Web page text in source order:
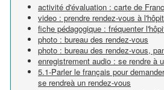
activité d'évaluation : carte de
video : prendre rendez-vous à
fiche pédagogique : fréquenter
photo : bureau des rendez-vous
photo : bureau des rendez-vous,
enregistrement audio : se rendre à
5.1-Parler le français pour
se rendreà un rendez-vous